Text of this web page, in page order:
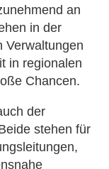
an
in der
Verwaltungen
in regionalen
Chancen.
der
stehen für